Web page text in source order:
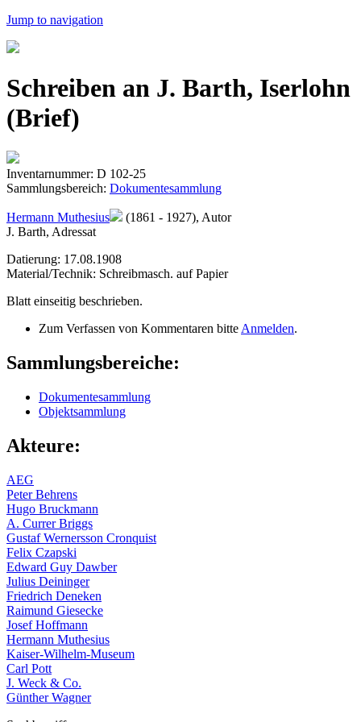
Jump to navigation
Schreiben an J. Barth, Iserlohn
(Brief)
Inventarnummer: D 102-25
Sammlungsbereich: Dokumentesammlung
Hermann Muthesius
(1861 - 1927), Autor
J. Barth, Adressat
Datierung: 17.08.1908
Material/Technik: Schreibmasch. auf Papier
Blatt einseitig beschrieben.
Zum Verfassen von Kommentaren bitte Anmelden.
Sammlungsbereiche:
Dokumentesammlung
Objektsammlung
Akteure:
AEG
Peter Behrens
Hugo Bruckmann
A. Currer Briggs
Gustaf Wernersson Cronquist
Felix Czapski
Edward Guy Dawber
Julius Deininger
Friedrich Deneken
Raimund Giesecke
Josef Hoffmann
Hermann Muthesius
Kaiser-Wilhelm-Museum
Carl Pott
J. Weck & Co.
Günther Wagner